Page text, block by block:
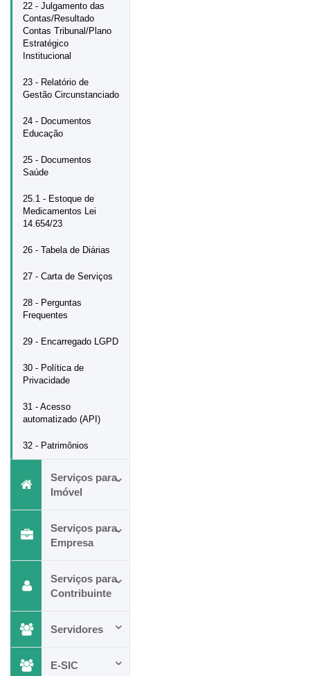
22 - Julgamento das
Contas/Resultado
Contas Tribunal/Plano
Estratégico
Institucional
23 - Relatório de
Gestão Circunstanciado
24 - Documentos
Educação
25 - Documentos
Saúde
25.1 - Estoque de
Medicamentos Lei
14.654/23
26 - Tabela de Diárias
27 - Carta de Serviços
28 - Perguntas
Frequentes
29 - Encarregado LGPD
30 - Política de
Privacidade
31 - Acesso
automatizado (API)
32 - Patrimônios
Serviços para
Imóvel
Serviços para
Empresa
Serviços para
Contribuinte
Servidores
E-SIC